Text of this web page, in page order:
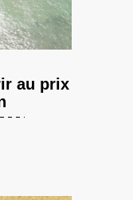
au prix